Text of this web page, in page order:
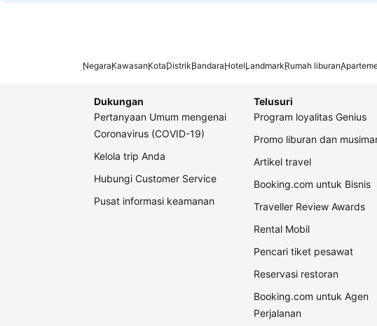
NegaraKawasanKotaDistrikBandaraHotelLandmarkRumah liburan
Dukungan
Pertanyaan Umum mengenai
Coronavirus (COVID-19)
Kelola trip Anda
Hubungi Customer Service
Pusat informasi keamanan
Telusuri
Program loyalitas Genius
Promo liburan dan
Artikel travel
Booking.com untuk Bisnis
Traveller Review Awards
Rental Mobil
Pencari tiket pesawat
Reservasi restoran
Booking.com untuk Agen
Perjalanan